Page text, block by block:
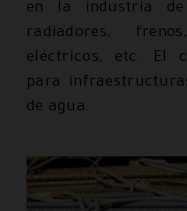
en la industria
radiadores,
eléctricos, etc. El
para
de agua.